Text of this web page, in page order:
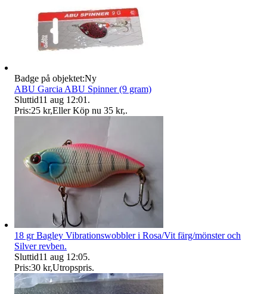
Badge på objektet:Ny
ABU Garcia ABU Spinner (9 gram)
Sluttid11 aug 12:01 .
Pris:25 kr,Eller Köp nu 35 kr,.
18 gr Bagley Vibrationswobbler i Rosa/Vit färg/mönster och
Silver revben.
Sluttid11 aug 12:05.
Pris:30 kr,Utropspris.